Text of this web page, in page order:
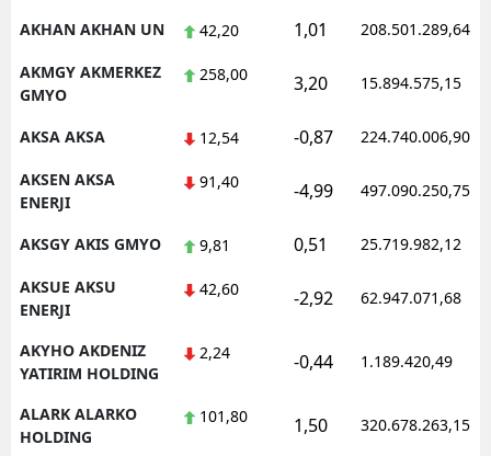
AKHAN AKHAN UN 42,20 1,01 208.501.289,64
AKMGY AKMERKEZ
GMYO
258,00 3,20 15.894.575,15
AKSA AKSA 12,54 -0,87 224.740.006,90
AKSEN AKSA
ENERJI
91,40 -4,99 497.090.250,75
AKSGY AKIS GMYO 9,81 0,51 25.719.982,12
AKSUE AKSU
ENERJI
42,60 -2,92 62.947.071,68
AKYHO AKDENIZ
YATIRIM HOLDING
2,24 -0,44 1.189.420,49
ALARK ALARKO
HOLDING
101,80 1,50 320.678.263,15